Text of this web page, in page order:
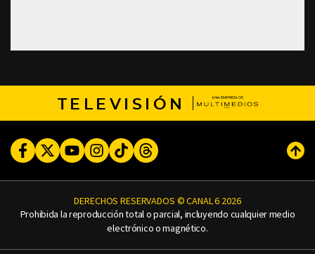
TELEVISIÓN
FacebookTwitterYoutubeInstagram
TikTokThreads
DERECHOS RESERVADOS © CANAL 6 2026
Prohibida la reproducción total o parcial, incluyendo cualquier medio
electrónico o magnético.